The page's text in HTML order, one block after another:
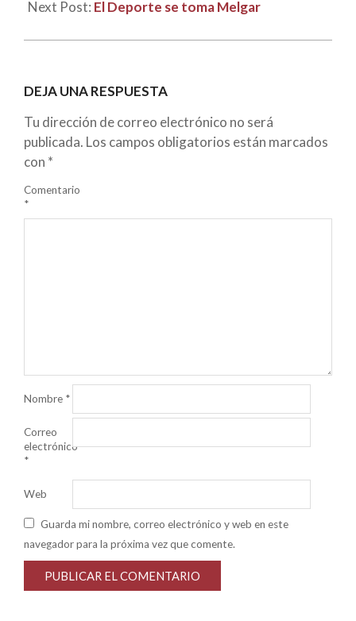
Next Post: El Deporte se toma Melgar
DEJA UNA RESPUESTA
Tu dirección de correo electrónico no será
publicada. Los campos obligatorios están marcados
con *
Comentario
*
Nombre *
Correo
electrónico
*
Web
Guarda mi nombre, correo electrónico y web en este
navegador para la próxima vez que comente.